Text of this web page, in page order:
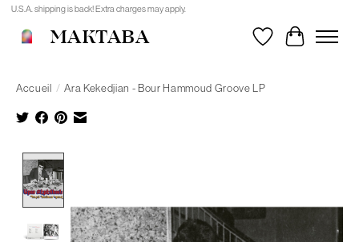
U.S.A. shipping is back! Extra charges may apply.
MAKTABA Liste de souhaits
Panier
Accueil / Ara Kekedjian - Bour Hammoud Groove LP